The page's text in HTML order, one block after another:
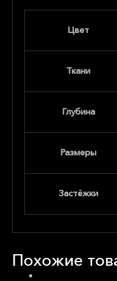
Цвет
Ткани
Глубина
Размеры
Застёжки
Похожие